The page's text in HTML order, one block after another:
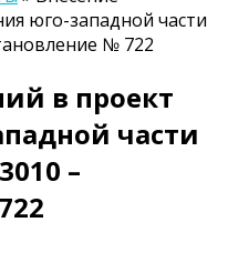
юго-западной части
№ 722
в проект
части
–